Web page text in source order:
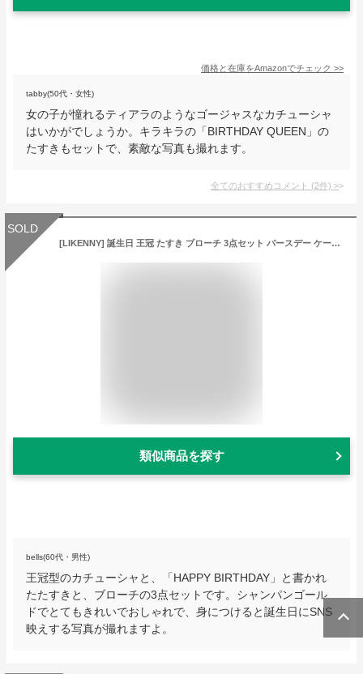
価格と在庫をAmazonでチェック >>
tabby(50代・女性)
女の子が憧れるティアラのようなゴージャスなカチューシャ
はいかがでしょうか。キラキラの「BIRTHDAY QUEEN」の
たすきもセットで、素敵な写真も撮れます。
全てのおすすめコメント (2件) >
SOLD
[LIKENNY] 誕生日 王冠 たすき ブローチ 3点セット バースデー ケーキ 飾り キラキラ BIRTHDAY GIRL 王冠 パーティーグッズ 記念日 誕生日お祝い 小道具 子供 女の子 女性 誕生日カチューシャ
類似商品を探す
bells(60代・男性)
王冠型のカチューシャと、「HAPPY BIRTHDAY」と書かれ
たたすきと、ブローチの3点セットです。シャンパンゴール
ドでとてもきれいでおしゃれで、身につけると誕生日にSNS
映えする写真が撮れますよ。